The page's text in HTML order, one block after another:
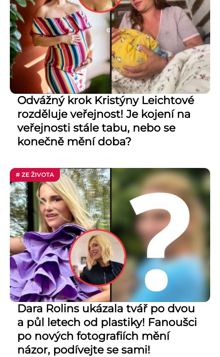
Odvážný krok Kristýny Leichtové
rozděluje veřejnost! Je kojení na
veřejnosti stále tabu, nebo se
konečně mění doba?
# ZE ŽIVOTA
Dara Rolins ukázala tvář po dvou
a půl letech od plastiky! Fanoušci
po nových fotografiích mění
názor, podívejte se sami!